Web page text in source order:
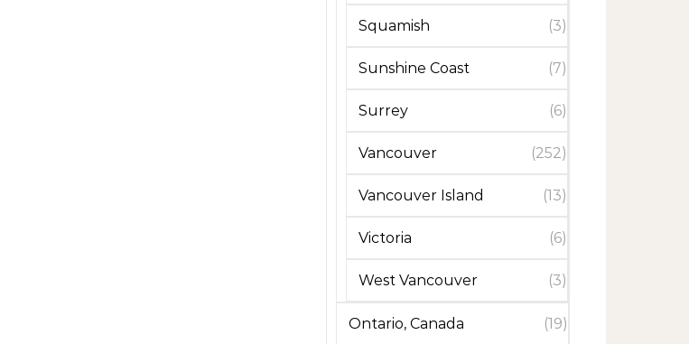
Squamish (3)
Sunshine Coast (7)
Surrey (6)
Vancouver (252)
Vancouver Island (13)
Victoria (6)
West Vancouver (3)
Ontario, Canada (19)